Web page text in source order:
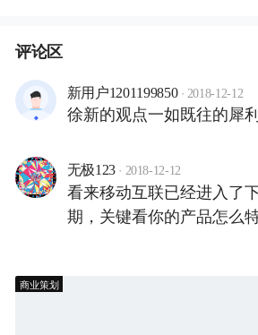
评论区
新用户1201199850 · 2018-12-12
徐新的观点一如既往的犀
无极123 · 2018-12-12
看来移动互联已经进入了
期，关键看你的产品怎么
商业策划